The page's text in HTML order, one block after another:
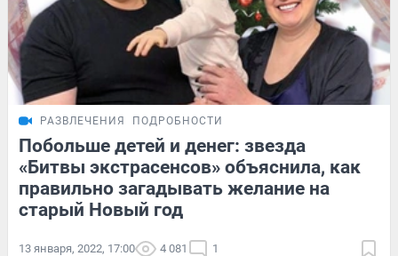
РАЗВЛЕЧЕНИЯ ПОДРОБНОСТИ
Побольше детей и денег: звезда
«Битвы экстрасенсов» объяснила, как
правильно загадывать желание на
старый Новый год
13 января, 2022, 17:00 4 081 1